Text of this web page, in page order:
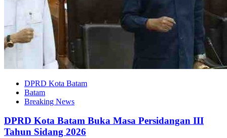
DPRD Kota Batam
Batam
Breaking News
DPRD Kota Batam Buka Masa Persidangan III
Tahun Sidang 2026